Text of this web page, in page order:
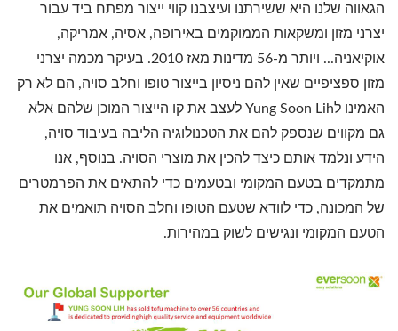
הגאווה שלנו היא ששירתנו ועיצבנו קווי ייצור מפתח ביד עבור
יצרני מזון ומשקאות הממוקמים באירופה, אסיה, אמריקה,
אוקיאניה... ויותר מ-56 מדינות מאז 2010. בעיקר מכמה יצרני
מזון ספציפיים שאין להם ניסיון בייצור טופו וחלב סויה, הם לא רק
האמינו לYung Soon Lih לעצב את קו הייצור המוכן שלהם אלא
גם מקווים שנספק להם את הטכנולוגיה הליבה בעיבוד סויה,
הידע ונלמד אותם כיצד להכין את מוצרי הסויה. בנוסף, אנו
מתמקדים בטעם המקומי ובטעמים כדי להתאים את הפרמטרים
של המכונה, כדי לוודא שטעם הטופו וחלב הסויה תואמים את
הטעם המקומי ונגישים לשוק במהירות.